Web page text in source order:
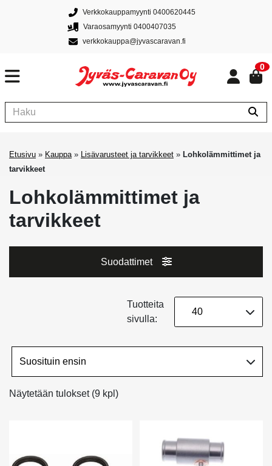
Verkkokauppamyynti 0400620445
Varaosamyynti 0400407035
verkkokauppa@jyvascaravan.fi
0
Etusivu » Kauppa» Lisävarusteet ja tarvikkeet » Lohkolämmittimet ja
tarvikkeet
Lohkolämmittimet ja
tarvikkeet
Suodattimet
Näytetään tulokset (9 kpl)
Tuotteita
sivulla: